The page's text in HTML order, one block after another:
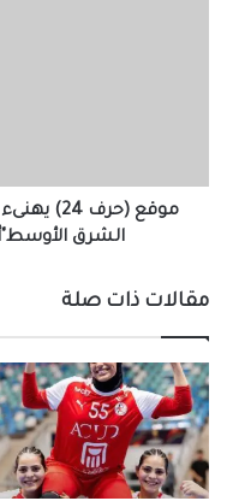
وكالة
ا"
على
تجديد
الثقة
فيه
موقع
الشرق
مقالات ذات صلة